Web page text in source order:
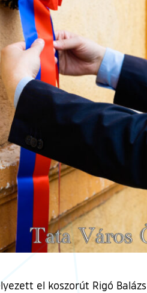
el koszorút Rigó